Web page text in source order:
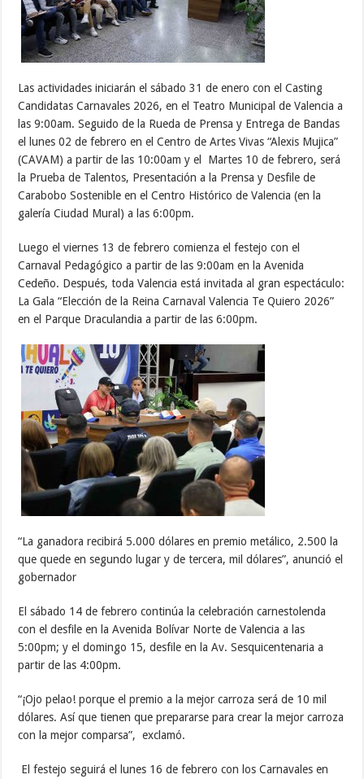
Las actividades iniciarán el sábado 31 de enero con el Casting
Candidatas Carnavales 2026, en el Teatro Municipal de Valencia a
las 9:00am. Seguido de la Rueda de Prensa y Entrega de Bandas
el lunes 02 de febrero en el Centro de Artes Vivas “Alexis Mujica”
(CAVAM) a partir de las 10:00am y el Martes 10 de febrero, será
la Prueba de Talentos, Presentación a la Prensa y Desfile de
Carabobo Sostenible en el Centro Histórico de Valencia (en la
galería Ciudad Mural) a las 6:00pm.
Luego el viernes 13 de febrero comienza el festejo con el
Carnaval Pedagógico a partir de las 9:00am en la Avenida
Cedeño. Después, toda Valencia está invitada al gran espectáculo:
La Gala “Elección de la Reina Carnaval Valencia Te Quiero 2026”
en el Parque Draculandia a partir de las 6:00pm.
“La ganadora recibirá 5.000 dólares en premio metálico, 2.500 la
que quede en segundo lugar y de tercera, mil dólares”, anunció el
gobernador
El sábado 14 de febrero continúa la celebración carnestolenda
con el desfile en la Avenida Bolívar Norte de Valencia a las
5:00pm; y el domingo 15, desfile en la Av. Sesquicentenaria a
partir de las 4:00pm.
“¡Ojo pelao! porque el premio a la mejor carroza será de 10 mil
dólares. Así que tienen que prepararse para crear la mejor carroza
con la mejor comparsa”, exclamó.
El festejo seguirá el lunes 16 de febrero con los Carnavales en